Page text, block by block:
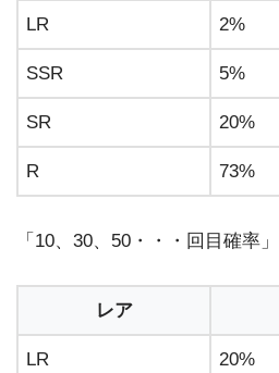
LR 2%
SSR 5%
SR 20%
R 73%
「10、30、50・・・回目確率」
レア
LR 20%